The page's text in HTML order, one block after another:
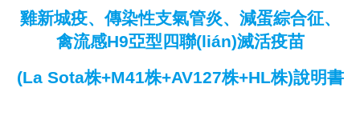
雞新城疫、傳染性支氣管炎、減蛋綜合征、
禽流感H9亞型四聯(lián)滅活疫苗
(La Sota株+M41株+AV127株+HL株)說明書